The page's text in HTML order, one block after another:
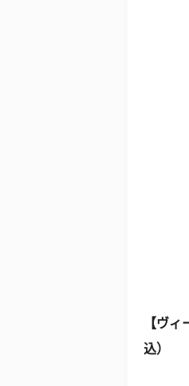
【ヴ
込）